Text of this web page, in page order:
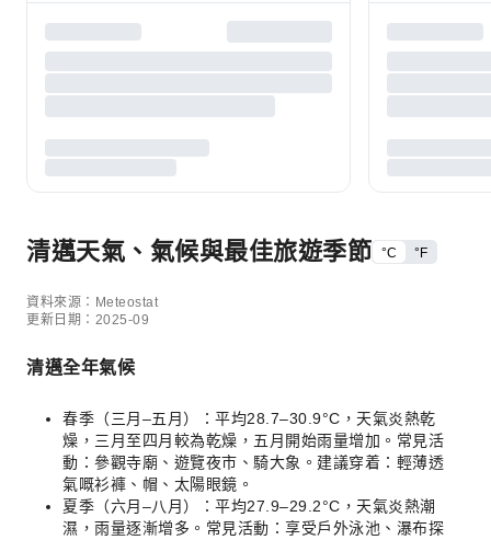
清邁天氣、氣候與最佳旅遊季節 °C °F
資料來源：Meteostat
更新日期：2025-09
清邁全年氣候
春季（三月–五月）：平均28.7–30.9°C，天氣炎熱乾
燥，三月至四月較為乾燥，五月開始雨量增加。常見活
動：參觀寺廟、遊覽夜市、騎大象。建議穿着：輕薄透
氣嘅衫褲、帽、太陽眼鏡。
夏季（六月–八月）：平均27.9–29.2°C，天氣炎熱潮
濕，雨量逐漸增多。常見活動：享受戶外泳池、瀑布探